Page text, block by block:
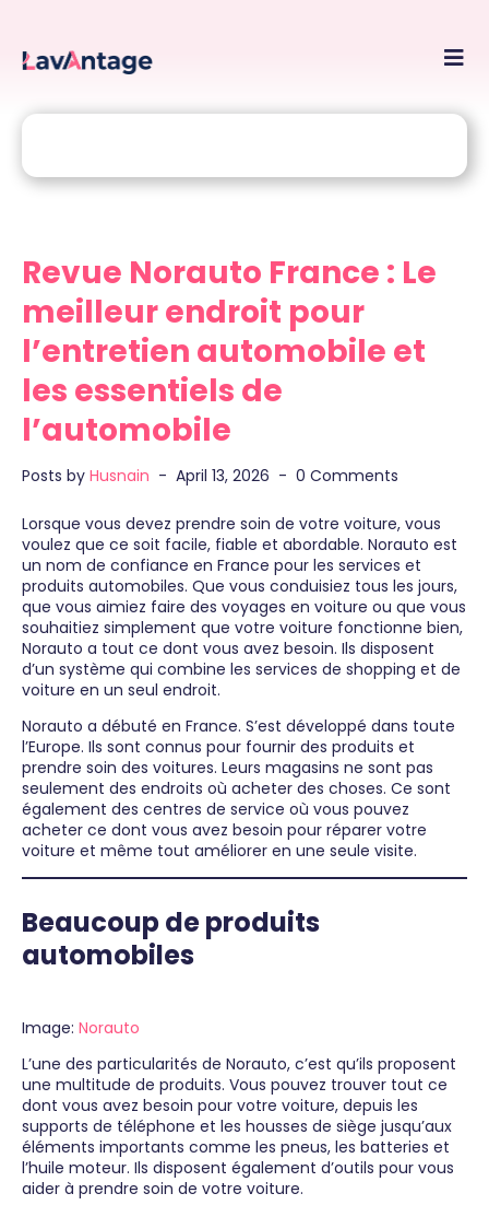
to
Revue Norauto France : Le
meilleur endroit pour
l’entretien automobile et
les essentiels de
l’automobile
Posts by Husnain April 13, 2026 0 Comments
Lorsque vous devez prendre soin de votre voiture, vous
voulez que ce soit facile, fiable et abordable. Norauto est
un nom de confiance en France pour les services et
produits automobiles. Que vous conduisiez tous les jours,
que vous aimiez faire des voyages en voiture ou que vous
souhaitiez simplement que votre voiture fonctionne bien,
Norauto a tout ce dont vous avez besoin. Ils disposent
d’un système qui combine les services de shopping et de
voiture en un seul endroit.
Norauto a débuté en France. S’est développé dans toute
l’Europe. Ils sont connus pour fournir des produits et
prendre soin des voitures. Leurs magasins ne sont pas
seulement des endroits où acheter des choses. Ce sont
également des centres de service où vous pouvez
acheter ce dont vous avez besoin pour réparer votre
voiture et même tout améliorer en une seule visite.
Beaucoup de produits
automobiles
Image: Norauto
L’une des particularités de Norauto, c’est qu’ils proposent
une multitude de produits. Vous pouvez trouver tout ce
dont vous avez besoin pour votre voiture, depuis les
supports de téléphone et les housses de siège jusqu’aux
éléments importants comme les pneus, les batteries et
l’huile moteur. Ils disposent également d’outils pour vous
aider à prendre soin de votre voiture.